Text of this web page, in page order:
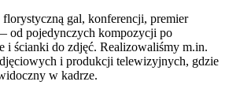
gal, konferencji, premier
od pojedynczych kompozycji po
i ścianki do zdjęć. Realizowaliśmy m.in.
i produkcji telewizyjnych, gdzie
w kadrze.